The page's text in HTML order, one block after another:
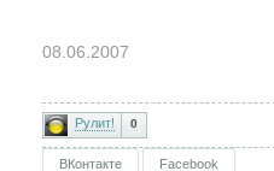
08.06.2007
Рулит! 0
ВКонтакте Facebook